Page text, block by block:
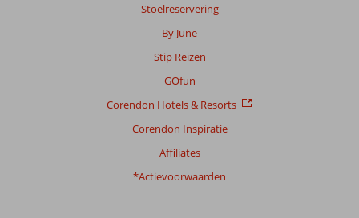
Stoelreservering
By June
Stip Reizen
GOfun
Corendon Hotels & Resorts
Corendon Inspiratie
Affiliates
*Actievoorwaarden